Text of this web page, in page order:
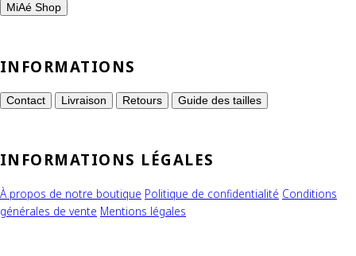
MiAé Shop
INFORMATIONS
Contact Livraison Retours Guide des tailles
INFORMATIONS LÉGALES
À propos de notre boutique Politique de confidentialité Conditions
générales de vente Mentions légales